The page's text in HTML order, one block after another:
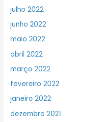
julho 2022
junho 2022
maio 2022
abril 2022
março 2022
fevereiro 2022
janeiro 2022
dezembro 2021